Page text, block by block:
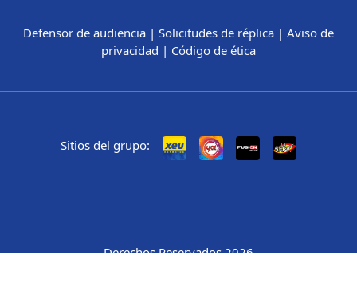
Defensor de audiencia | Solicitudes de réplica | Aviso de
privacidad | Código de ética
Sitios del grupo:
Derechos Reservados 2026